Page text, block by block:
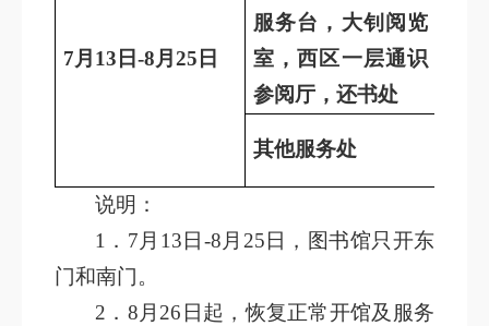
7月13日-8月25日
服务台，大钊阅览
室，西区一层通识
参阅厅，还书处
其他服务处
说明：
1 ．7月13日-8月25日，图书馆只开东
门和南门。
2 ．8月26日起，恢复正常开馆及服务